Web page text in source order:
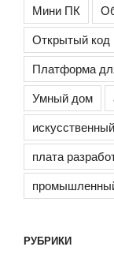
Мини ПК
Открытый код
Платформа
Умный дом
плата
РУБРИКИ